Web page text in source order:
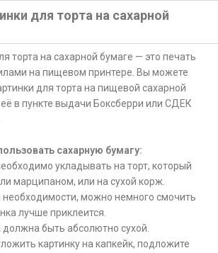
для торта на сахарной
торта на сахарной бумаге — это печать
на пищевом принтере. Вы можете
для торта на пищевой сахарной
в пункте выдачи Боксберри или СДЕК
сахарную бумагу:
укладывать на торт, который
марципаном, или на сухой корж.
необходимости, можно немного смочить
лучше приклеится.
должна быть абсолютно сухой.
картинку на капкейк, подложите